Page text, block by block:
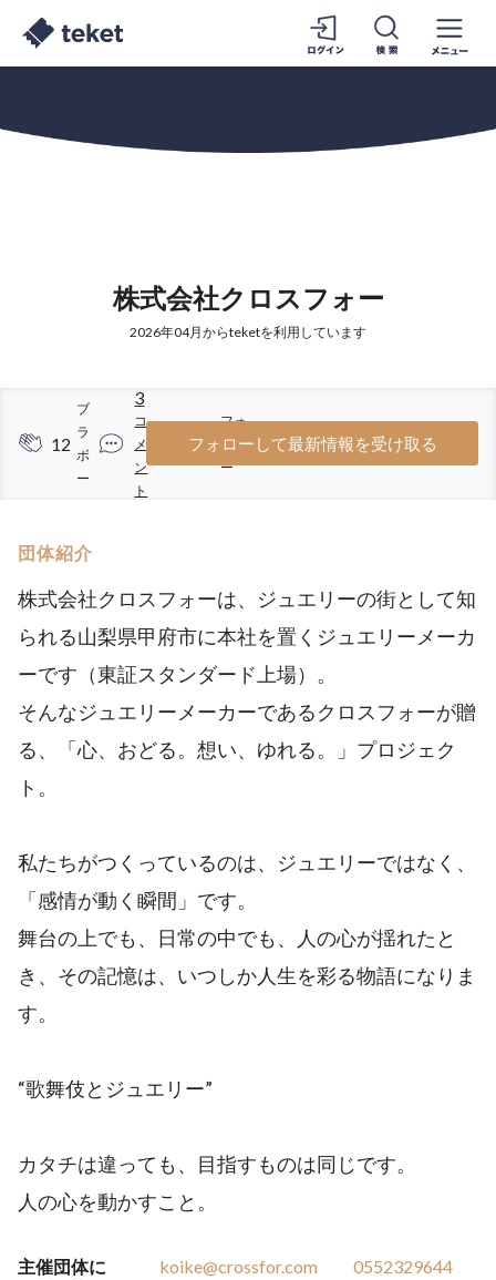
株式会社クロスフォー
2026年04月からteketを利用しています
12
ブ
ラ
ボ
ー
3
コ
メ
ン
ト
32
フォ
ロワ
ー
フォローして最新情報を受け取る
団体紹介
株式会社クロスフォーは、ジュエリーの街として知
られる山梨県甲府市に本社を置くジュエリーメーカ
ーです（東証スタンダード上場）。
そんなジュエリーメーカーであるクロスフォーが贈
る、「心、おどる。想い、ゆれる。」プロジェク
ト。
私たちがつくっているのは、ジュエリーではなく、
「感情が動く瞬間」です。
舞台の上でも、日常の中でも、人の心が揺れたと
き、その記憶は、いつしか人生を彩る物語になりま
す。
“歌舞伎とジュエリー”
カタチは違っても、目指すものは同じです。
人の心を動かすこと。
主催団体に
koike@crossfor.com 0552329644